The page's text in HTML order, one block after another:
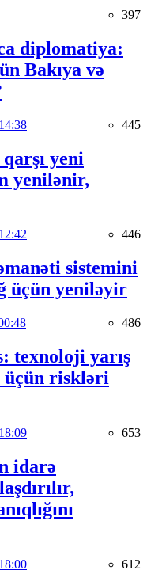
397
diplomatiya:
Bakıya və
445
yeni
yenilənir,
446
sistemini
üçün yeniləyir
486
texnoloji yarış
üçün riskləri
653
idarə
612